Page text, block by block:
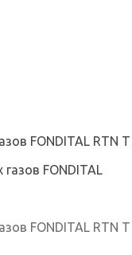
FONDITAL RTN T
FONDITAL RTN T